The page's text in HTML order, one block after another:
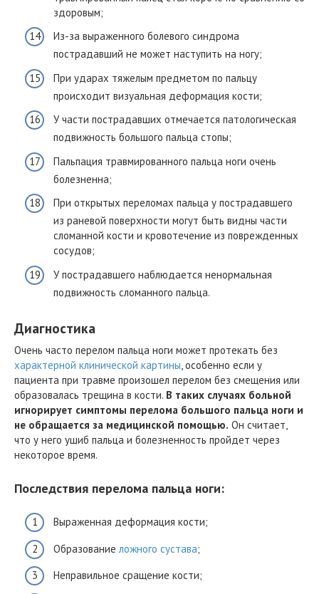
здоровым;
Из-за выраженного болевого синдрома
пострадавший не может наступить на ногу;
При ударах тяжелым предметом по пальцу
происходит визуальная деформация кости;
У части пострадавших отмечается патологическая
подвижность большого пальца стопы;
Пальпация травмированного пальца ноги очень
болезненна;
При открытых переломах пальца у пострадавшего
из раневой поверхности могут быть видны части
сломанной кости и кровотечение из поврежденных
сосудов;
У пострадавшего наблюдается ненормальная
подвижность сломанного пальца.
Диагностика
Очень часто перелом пальца ноги может протекать без
характерной клинической картины, особенно если у
пациента при травме произошел перелом без смещения или
образовалась трещина в кости. В таких случаях больной
игнорирует симптомы перелома большого пальца ноги и
не обращается за медицинской помощью. Он считает,
что у него ушиб пальца и болезненность пройдет через
некоторое время.
Последствия перелома пальца ноги:
Выраженная деформация кости;
Образование ложного сустава;
Неправильное сращение кости;